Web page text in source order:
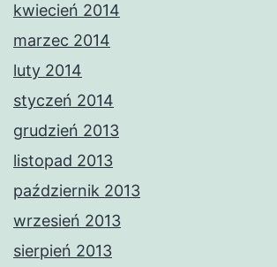
kwiecień 2014
marzec 2014
luty 2014
styczeń 2014
grudzień 2013
listopad 2013
październik 2013
wrzesień 2013
sierpień 2013